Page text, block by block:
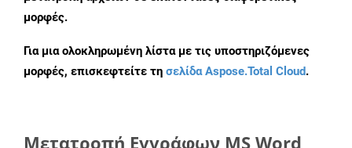
μορφές.
Για μια ολοκληρωμένη λίστα με τις υποστηριζόμενες
μορφές, επισκεφτείτε τη σελίδα Aspose.Total Cloud.
Μετατροπή Εγγράφων MS Word